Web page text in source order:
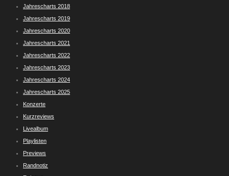
Jahrescharts 2018
Jahrescharts 2019
Jahrescharts 2020
Jahrescharts 2021
Jahrescharts 2022
Jahrescharts 2023
Jahrescharts 2024
Jahrescharts 2025
Konzerte
Kurzreviews
Livealbum
Playlisten
Previews
Randnotiz